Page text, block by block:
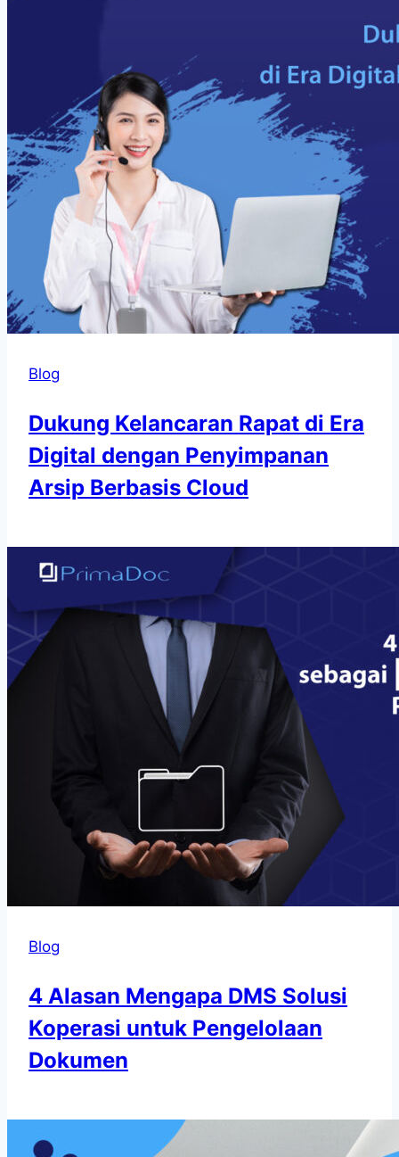
Blog
Dukung Kelancaran Rapat di Era
Digital dengan Penyimpanan
Arsip Berbasis Cloud
Blog
4 Alasan Mengapa DMS Solusi
Koperasi untuk Pengelolaan
Dokumen